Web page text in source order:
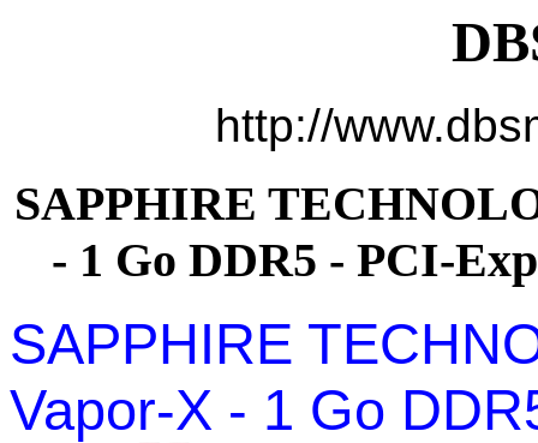
http://
SAPPHIRE
- 1 Go DDR5 - PCI-
SAPPHIRE
Vapor-X - 1 Go